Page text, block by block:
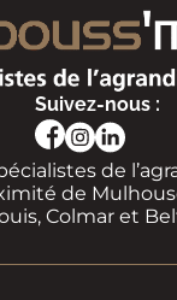
Suivez-nous :
de
de
Colmar et